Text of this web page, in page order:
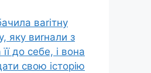
ваrітну
яку виrнали з
до себе, і вона
свою історію